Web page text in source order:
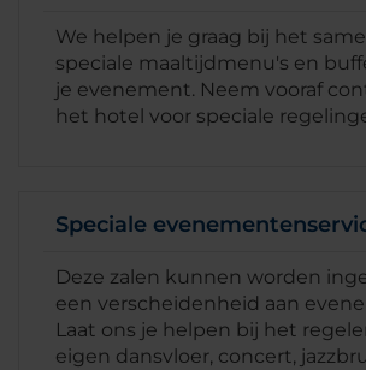
We helpen je graag bij het
speciale maaltijdmenu's en
je evenement. Neem vooraf
het hotel voor speciale
Speciale
Deze zalen kunnen worden
een verscheidenheid aan
Laat ons je helpen bij het
eigen dansvloer, concert,